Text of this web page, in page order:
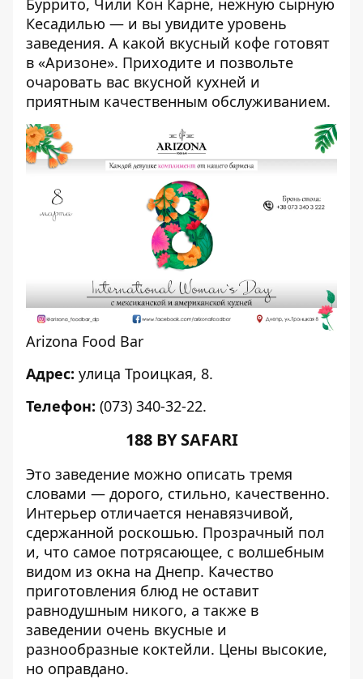
Кесадилью — и вы увидите уровень
заведения. А какой вкусный кофе готовят
в «Аризоне». Приходите и позвольте
очаровать вас вкусной кухней и
приятным качественным обслуживанием.
Arizona Food Bar
Адрес: улица Троицкая, 8.
Телефон: (073) 340-32-22.
188 BY SAFARI
Это заведение можно описать тремя
словами — дорого, стильно, качественно.
Интерьер отличается ненавязчивой,
сдержанной роскошью. Прозрачный пол
и, что самое потрясающее, с волшебным
видом из окна на Днепр. Качество
приготовления блюд не оставит
равнодушным никого, а также в
заведении очень вкусные и
разнообразные коктейли. Цены высокие,
но оправдано.